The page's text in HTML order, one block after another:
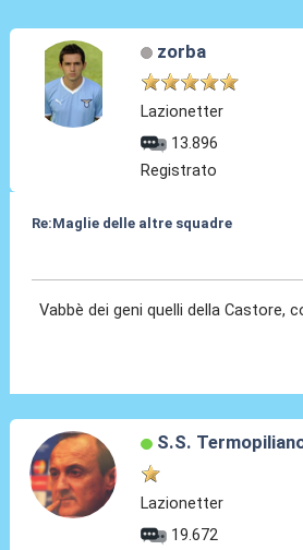
zorba
Lazionetter
13.896
Registrato
Re:Maglie delle altre squadre
Vabbè dei geni quelli della Castore,
S.S.
Lazionetter
19.672